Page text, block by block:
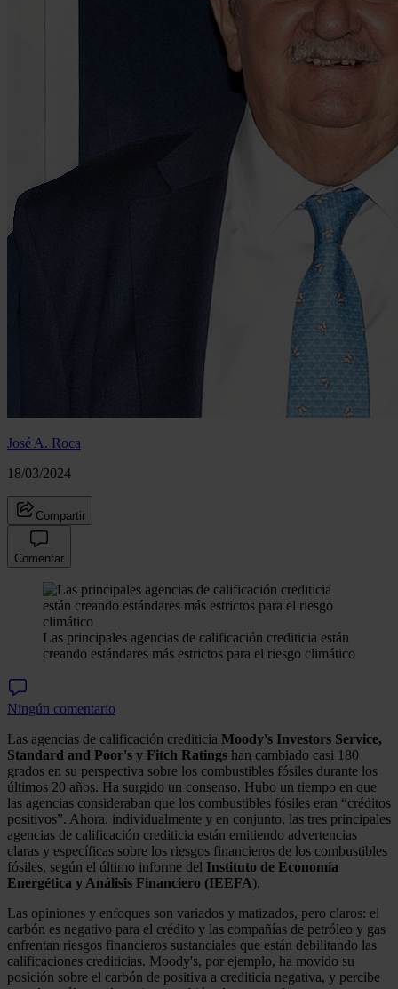
José A. Roca
18/03/2024
Compartir
Comentar
Las principales agencias de calificación crediticia están
creando estándares más estrictos para el riesgo climático
Ningún comentario
Las agencias de calificación crediticia Moody's Investors Service,
Standard and Poor's y Fitch Ratings han cambiado casi 180
grados en su perspectiva sobre los combustibles fósiles durante los
últimos 20 años. Ha surgido un consenso. Hubo un tiempo en que
las agencias consideraban que los combustibles fósiles eran “créditos
positivos”. Ahora, individualmente y en conjunto, las tres principales
agencias de calificación crediticia están emitiendo advertencias
claras y específicas sobre los riesgos financieros de los combustibles
fósiles, según el último informe del Instituto de Economía
Energética y Análisis Financiero (IEEFA).
Las opiniones y enfoques son variados y matizados, pero claros: el
carbón es negativo para el crédito y las compañías de petróleo y gas
enfrentan riesgos financieros sustanciales que están debilitando las
calificaciones crediticias. Moody's, por ejemplo, ha movido su
posición sobre el carbón de positiva a crediticia negativa, y percibe